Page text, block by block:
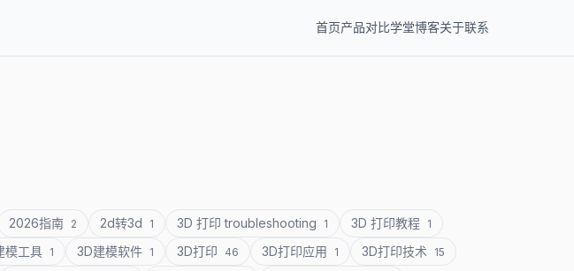
首页产品对比学堂博客关于联系
2026指南 2 2d转3d 1 3D 打印 troubleshooting 1 3D 打印教程 1
模工具 1 3D建模软件 1 3D打印 46 3D打印应用 1 3D打印技术 15